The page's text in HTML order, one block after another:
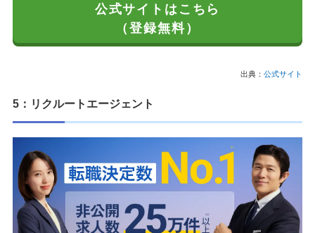
公式サイトはこちら
（登録無料）
出典： 公式サイト
5：リクルートエージェント